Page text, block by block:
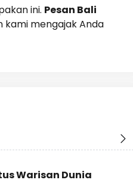
ini. Pesan Bali
kami mengajak Anda
Warisan Dunia